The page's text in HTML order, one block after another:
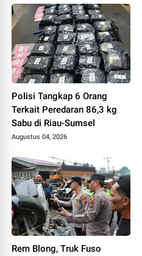
Polisi Tangkap 6 Orang
Terkait Peredaran 86,3 kg
Sabu di Riau-Sumsel
Augustus 04, 2026
Rem Blong, Truk Fuso